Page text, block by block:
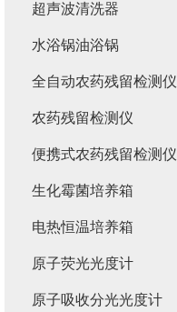
超声波清洗器
水浴锅油浴锅
全自动农药残留检测仪
农药残留检测仪
便携式农药残留检测仪
生化霉菌培养箱
电热恒温培养箱
原子荧光光度计
原子吸收分光光度计